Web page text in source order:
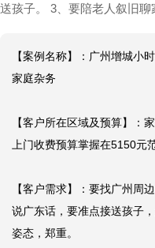
送孩子。 3、要陪老人叙旧聊
【案例名称】：广州增城小
家庭杂务
【客户所在区域及预算】：
上门收费预算掌握在5150元
【客户需求】：要找广州周
说广东话，要准点接送孩子
姿态，郑重。